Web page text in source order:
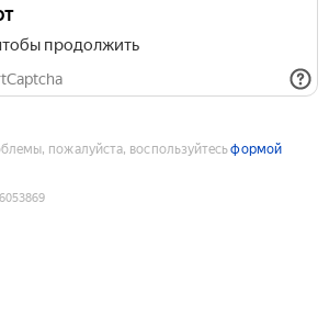
продолжить
пожалуйста, воспользуйтесьформой